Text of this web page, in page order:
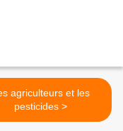
agriculteurs et les
pesticides >